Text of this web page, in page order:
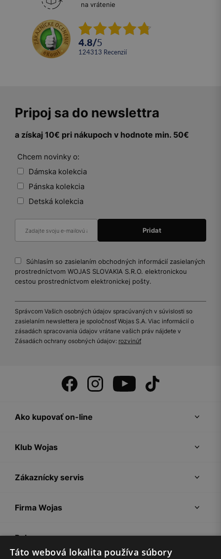
na vrátenie
4.8/5
124313 recenzií
Pripoj sa do newslettra
a získaj 10€ pri nákupoch v hodnote min. 50€
Chcem novinky o:
Dámska kolekcia
Pánska kolekcia
Detská kolekcia
Súhlasím so zasielaním obchodných informácií zasielaných
prostredníctvom WOJAS SLOVAKIA S.R.O. elektronickou
cestou prostredníctvom elektronickej pošty.
Správcom Vašich osobných údajov spracúvaných v súvislosti so
zasielaním newslettera je spoločnosť Wojas S.A. Viac informácií o
zásadách spracovania údajov vrátane vašich práv nájdete v
Zásadách ochrany osobných údajov: rozvinúť
Ako kupovať on-line
Klub Wojas
Zákaznícky servis
Firma Wojas
Pokyny
Táto webová lokalita používa súbory